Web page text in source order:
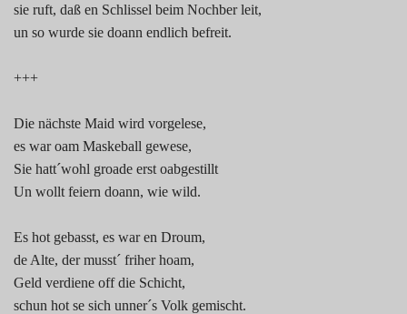
sie ruft, daß en Schlissel beim Nochber leit,
un so wurde sie doann endlich befreit.
+++
Die nächste Maid wird vorgelese,
es war oam Maskeball gewese,
Sie hatt´wohl groade erst oabgestillt
Un wollt feiern doann, wie wild.
Es hot gebasst, es war en Droum,
de Alte, der musst´ friher hoam,
Geld verdiene off die Schicht,
schun hot se sich unner´s Volk gemischt.